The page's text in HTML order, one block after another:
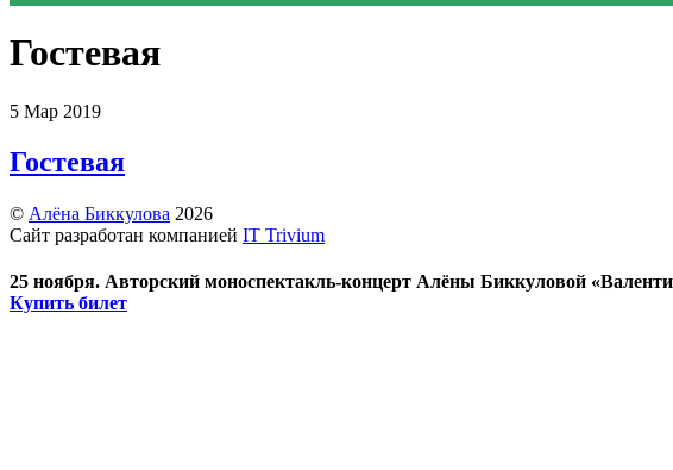
Гостевая
5 Мар 2019
Гостевая
© Алёна Биккулова 2026
Сайт разработан компанией IT Trivium
25 ноября. Авторский моноспектакль-концерт Алёны Биккуловой
Купить билет